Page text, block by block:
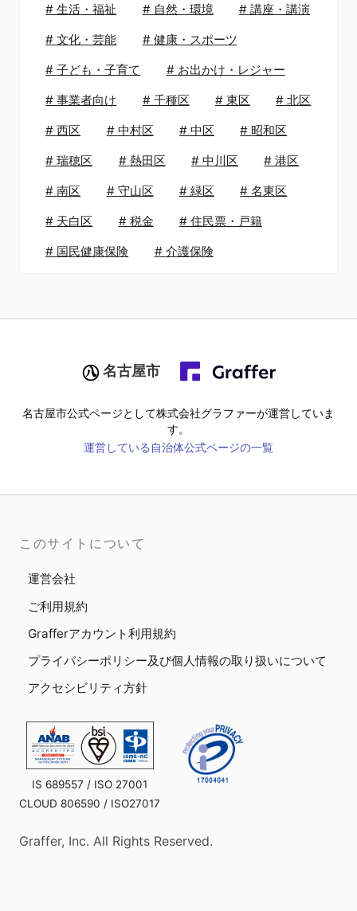
#生活・福祉 # 自然・環境 # 講座・講演
#文化・芸能 # 健康・スポーツ
#子ども・子育て # お出かけ・レジャー
#事業者向け # 千種区 # 東区 #北区
#西区 # 中村区 # 中区 # 昭和区
#瑞穂区 # 熱田区 # 中川区 #港区
#南区 # 守山区 # 緑区 #名東区
# 天白区 # 税金 # 住民票・戸籍
# 国民健康保険 # 介護保険
名古屋市
名古屋市公式ページとして株式会社グラファーが運営していま
す。
運営している自治体公式ページの一覧
このサイトについて
運営会社
ご利用規約
Grafferアカウント利用規約
プライバシーポリシー及び個人情報の取り扱いについて
アクセシビリティ方針
IS 689557 / ISO 27001
CLOUD 806590 / ISO27017
Graffer, Inc. All Rights Reserved.